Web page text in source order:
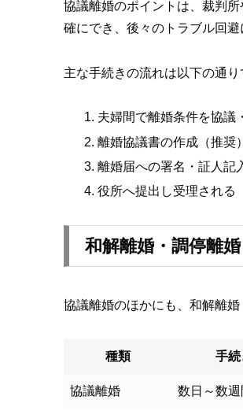
協議離婚のポイントは、裁判
確にでき、後々のトラブル回
主な手続きの流れは以下の通り
夫婦間で離婚条件を協議
離婚協議書の作成（推奨）
離婚届への署名・証人記
役所へ提出し受理される
和解離婚・調停離
協議離婚のほかにも、和解離
種類 手続
協議離婚 数日～数週